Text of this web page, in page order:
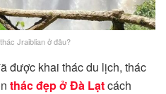
Jraiblian ở đâu?
được khai thác du lịch, thác
thác đẹp ở Đà Lạtcách